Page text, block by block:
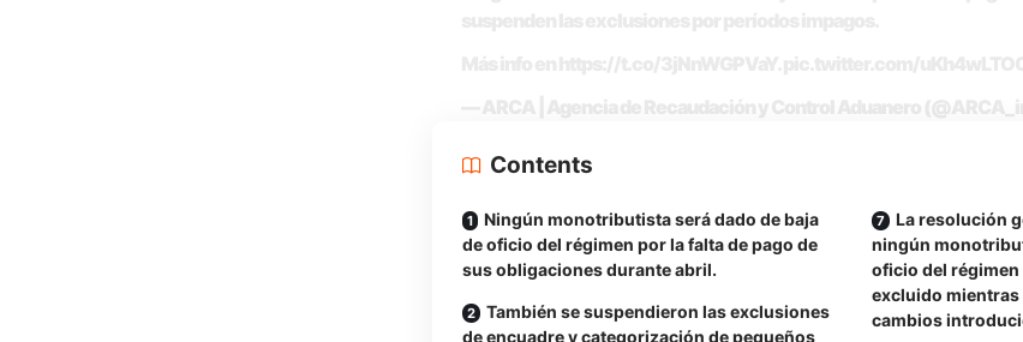
— ARCA | Agencia de Recaudación y Control Aduanero
Contents
Ningún monotributista será dado de baja
de oficio del régimen por la falta de pago de
sus obligaciones durante abril.
También se suspendieron las exclusiones
de encuadre y categorización de pequeños
La resolución
ningún
oficio del régimen
excluido
cambios